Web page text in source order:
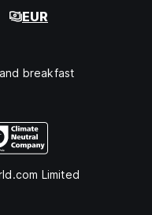
EUR
breakfast
Limited